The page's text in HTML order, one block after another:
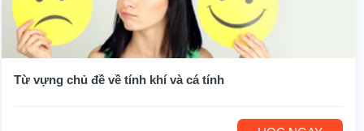
Từ vựng chủ đề về tính khí và cá tính